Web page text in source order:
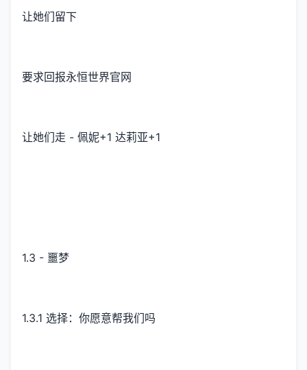
让她们留下
要求回报永恒世界官网
让她们走 - 佩妮+1 达莉亚+1
1.3 - 噩梦
1.3.1 选择：你愿意帮我们吗